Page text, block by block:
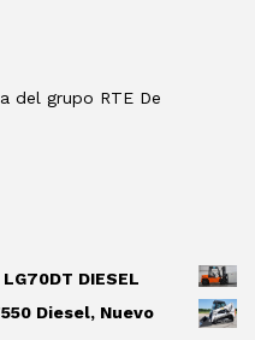
del grupo RTE De
DIESEL
Diesel, Nuevo